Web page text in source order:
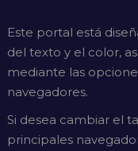
Este portal está
del texto y el color,
mediante las
navegadores.
Si desea cambiar el
principales